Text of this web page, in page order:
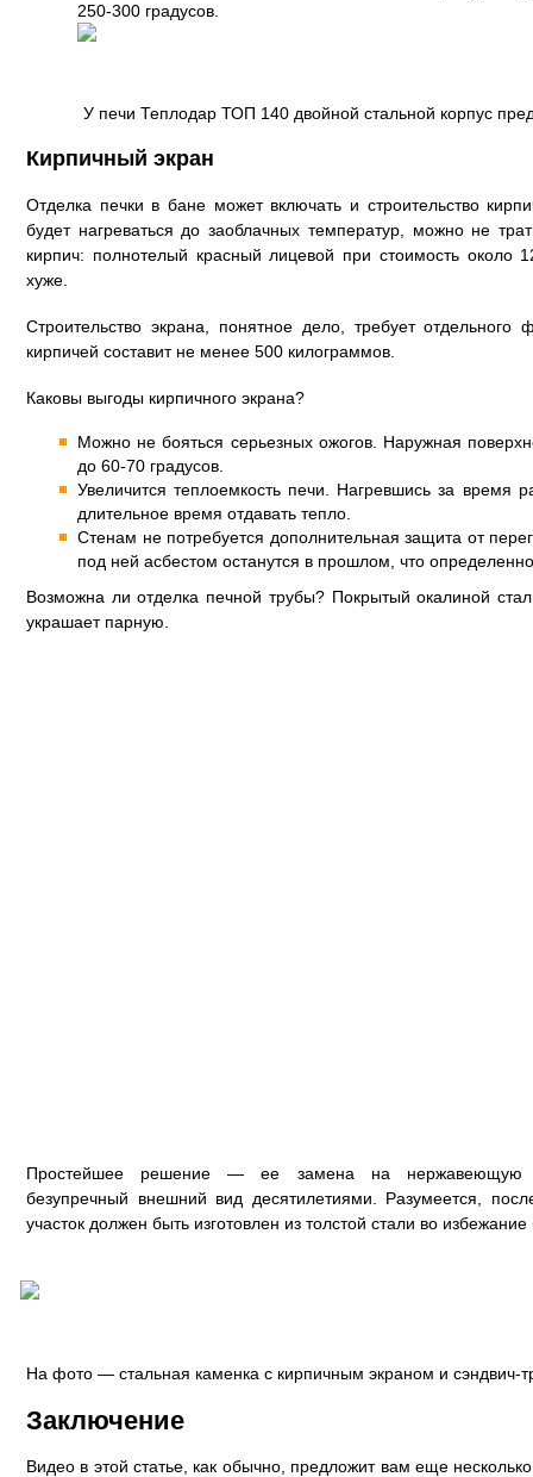
250-300 градусов.
У печи Теплодар ТОП 140 двойной стальной корпус
Кирпичный экран
Отделка печки в бане может включать и строительство
будет нагреваться до заоблачных температур, можно не
кирпич: полнотелый красный лицевой при стоимость около
хуже.
Строительство экрана, понятное дело, требует
кирпичей составит не менее 500 килограммов.
Каковы выгоды кирпичного экрана?
Можно не бояться серьезных ожогов. Наружная
до 60-70 градусов.
Увеличится теплоемкость печи. Нагревшись за время
длительное время отдавать тепло.
Стенам не потребуется дополнительная защита от
под ней асбестом останутся в прошлом, что
Возможна ли отделка печной трубы? Покрытый окалиной
украшает парную.
Простейшее решение — ее замена на нержавеющую
безупречный внешний вид десятилетиями. Разумеется,
участок должен быть изготовлен из толстой стали во
На фото — стальная каменка с кирпичным экраном и сэндвич-
Заключение
Видео в этой статье, как обычно, предложит вам еще